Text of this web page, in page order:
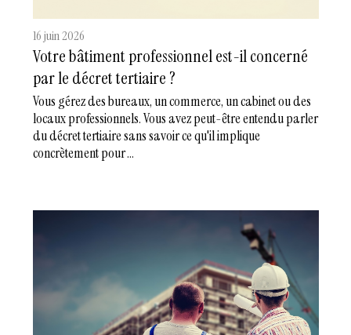
16 juin 2026
Votre bâtiment professionnel est-il concerné
par le décret tertiaire ?
Vous gérez des bureaux, un commerce, un cabinet ou des
locaux professionnels. Vous avez peut-être entendu parler
du décret tertiaire sans savoir ce qu'il implique
concrètement pour ...